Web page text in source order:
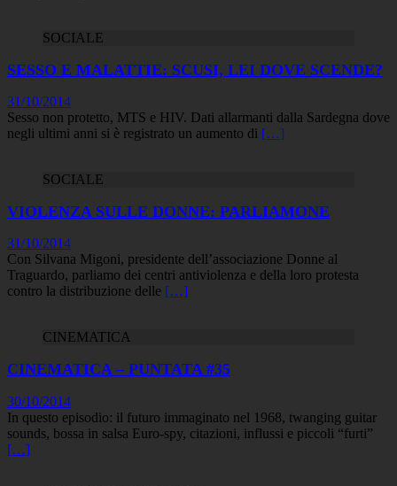
SOCIALE
SESSO E MALATTIE: SCUSI, LEI DOVE SCENDE?
31/10/2014
Sesso non protetto, MTS e HIV. Dati allarmanti dalla Sardegna dove
negli ultimi anni si è registrato un aumento di […]
SOCIALE
VIOLENZA SULLE DONNE: PARLIAMONE
31/10/2014
Con Silvana Migoni, presidente dell’associazione Donne al
Traguardo, parliamo dei centri antiviolenza e della loro protesta
contro la distribuzione delle […]
CINEMATICA
CINEMATICA – PUNTATA #35
30/10/2014
In questo episodio: il futuro immaginato nel 1968, twanging guitar
sounds, bossa in salsa Euro-spy, citazioni, influssi e piccoli “furti”
[…]